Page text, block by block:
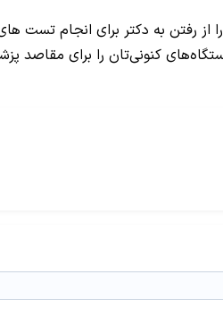
رفتن به دکتر برای انجام تست
کنونی‌تان را برای مقاصد